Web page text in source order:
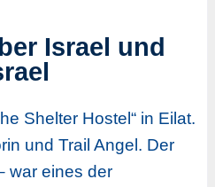
Israel und
Shelter Hostel“ in Eilat.
und Trail Angel. Der
war eines der